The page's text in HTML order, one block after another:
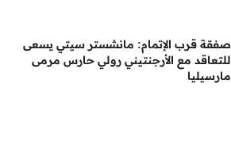
صفقة قرب الإتمام: مانشستر سيتي يسعى
للتعاقد مع الأرجنتيني رولي حارس مرمى
مارسيليا